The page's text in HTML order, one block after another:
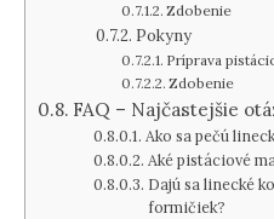
Zdobenie
Pokyny
Príprava
Zdobenie
FAQ – Najčastejšie
Ako sa pečú
Aké pistáciové
Dajú sa linecké
formičiek?